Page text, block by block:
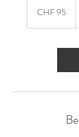
Franken
CHF 95